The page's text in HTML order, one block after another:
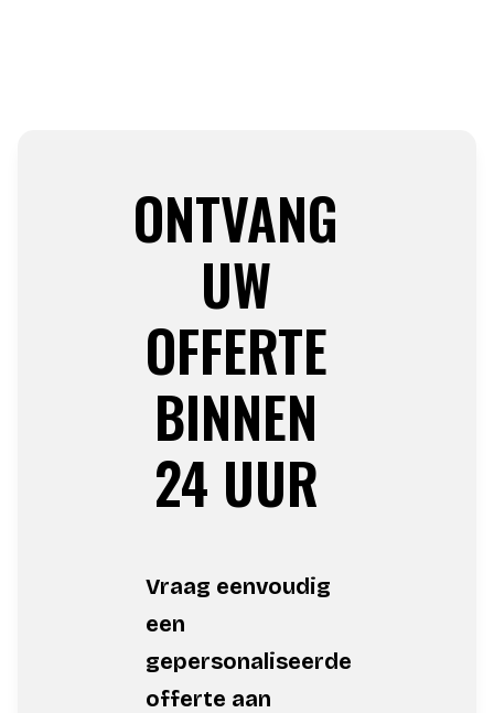
ONTVANG
UW
OFFERTE
BINNEN
24 UUR
Vraag eenvoudig
een
gepersonaliseerde
offerte aan